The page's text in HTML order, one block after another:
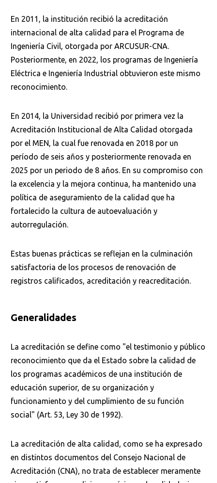
En 2011, la institución recibió la acreditación
internacional de alta calidad para el Programa de
Ingeniería Civil, otorgada por ARCUSUR-CNA.
Posteriormente, en 2022, los programas de Ingeniería
Eléctrica e Ingeniería Industrial obtuvieron este mismo
reconocimiento.
En 2014, la Universidad recibió por primera vez la
Acreditación Institucional de Alta Calidad otorgada
por el MEN, la cual fue renovada en 2018 por un
período de seis años y posteriormente renovada en
2025 por un periodo de 8 años. En su compromiso con
la excelencia y la mejora continua, ha mantenido una
política de aseguramiento de la calidad que ha
fortalecido la cultura de autoevaluación y
autorregulación.
Estas buenas prácticas se reflejan en la culminación
satisfactoria de los procesos de renovación de
registros calificados, acreditación y reacreditación.
Generalidades
La acreditación se define como "el testimonio y público
reconocimiento que da el Estado sobre la calidad de
los programas académicos de una institución de
educación superior, de su organización y
funcionamiento y del cumplimiento de su función
social" (Art. 53, Ley 30 de 1992).
La acreditación de alta calidad, como se ha expresado
en distintos documentos del Consejo Nacional de
Acreditación (CNA), no trata de establecer meramente